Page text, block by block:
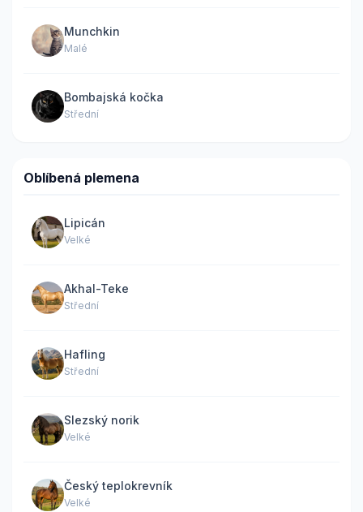
Munchkin
Malé
Bombajská kočka
Střední
Oblíbená plemena
Lipicán
Velké
Akhal-Teke
Střední
Hafling
Střední
Slezský norik
Velké
Český teplokrevník
Velké